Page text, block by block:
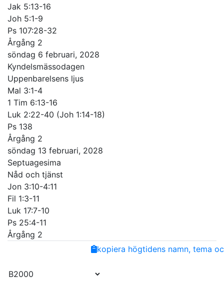
Jak 5:13-16
Joh 5:1-9
Ps 107:28-32
Årgång 2
söndag 6 februari, 2028
Kyndelsmässodagen
Uppenbarelsens ljus
Mal 3:1-4
1 Tim 6:13-16
Luk 2:22-40 (Joh 1:14-18)
Ps 138
Årgång 2
söndag 13 februari, 2028
Septuagesima
Nåd och tjänst
Jon 3:10-4:11
Fil 1:3-11
Luk 17:7-10
Ps 25:4-11
Årgång 2
EmailCopy
kopiera högtidens namn, tema